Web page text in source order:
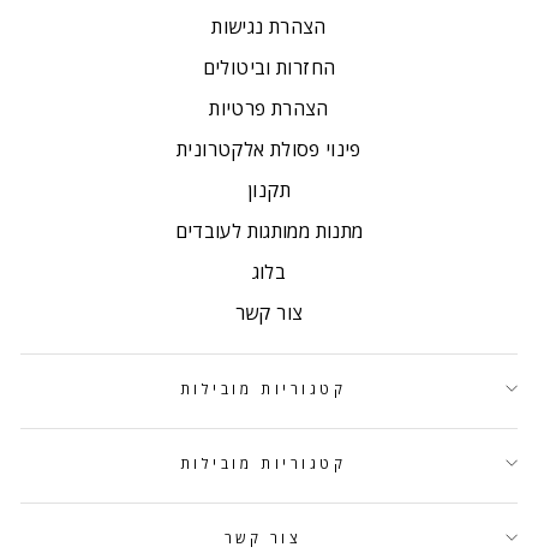
הצהרת נגישות
החזרות וביטולים
הצהרת פרטיות
פינוי פסולת אלקטרונית
תקנון
מתנות ממותגות לעובדים
בלוג
צור קשר
קטגוריות מובילות
קטגוריות מובילות
צור קשר